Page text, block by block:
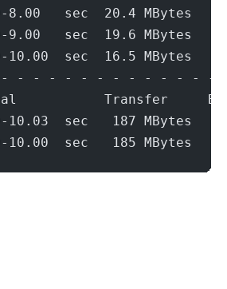
8.00   sec  20.4
9.00   sec  19.6
10.00  sec  16.5
- - - - - - - - - - - - -
Transfer
sec   187 MBytes
sec   185 MBytes